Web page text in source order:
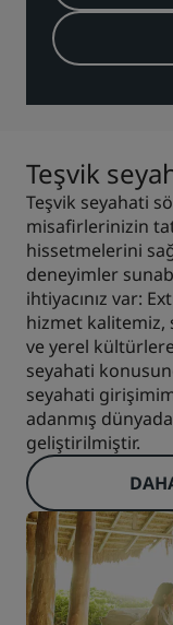
Teşvik
Teşvik seyahati
misafirlerinizin
hissetmelerini
deneyimler
ihtiyacınız var:
hizmet kalitemiz,
ve yerel kültürlere
seyahati
seyahati
adanmış
geliştirilmiştir.